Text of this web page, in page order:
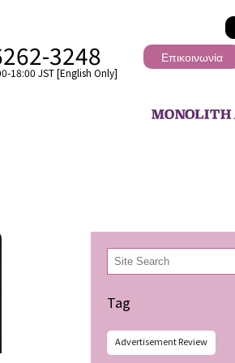
3248
18:00 JST [English Only]
Επικοινωνία
検
索
Tag
Advertisement Review